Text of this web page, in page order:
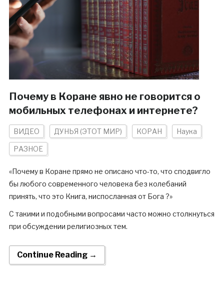
Почему в Коране явно не говорится о
мобильных телефонах и интернете?
ВИДЕО ДУНЬЯ (ЭТОТ МИР) КОРАН Наука
РАЗНОЕ
«Почему в Коране прямо не описано что-то, что сподвигло
бы любого современного человека без колебаний
принять, что это Книга, ниспосланная от Бога ?»
С такими и подобными вопросами часто можно столкнуться
при обсуждении религиозных тем.
Continue Reading →